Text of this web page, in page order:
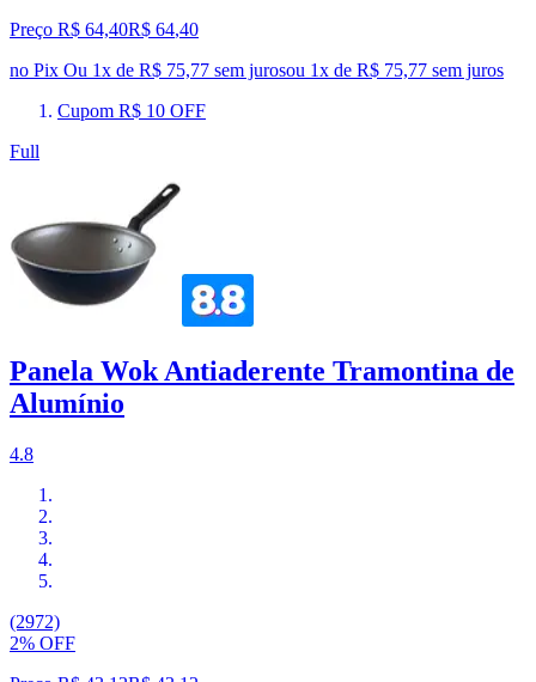
Preço R$ 64,40R$ 64,40
no Pix Ou 1x de R$ 75,77 sem jurosou 1x de R$ 75,77 sem juros
Cupom R$ 10 OFF
Full
Panela Wok Antiaderente Tramontina de
Alumínio
4.8
(2972)
2% OFF